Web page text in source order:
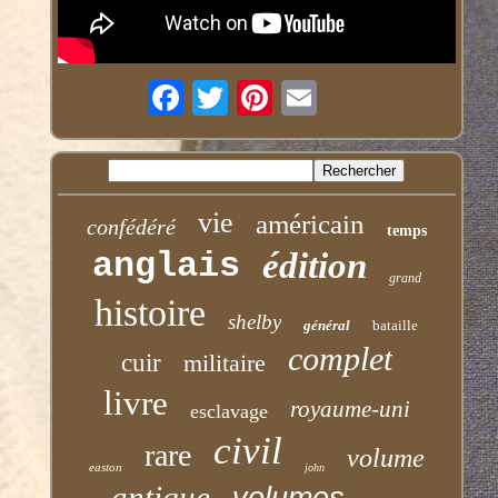
confédéré vie américain temps
anglais édition grand
histoire shelby général bataille
cuir militaire complet
livre esclavage royaume-uni
easton rare civil john volume